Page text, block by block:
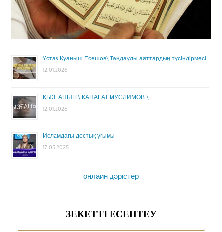
Ұстаз Қуаныш Есешов\ Таңдаулы аяттардың түсіндірмесі
12.01.2026
ҚЫЗҒАНЫШ\ ҚАНАҒАТ МУСЛИМОВ \
12.01.2026
Исламдағы достық ұғымы
17.05.2025
онлайн дәрістер